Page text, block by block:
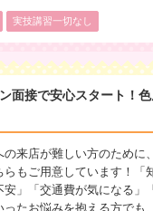
実技講習一切なし
面接で安心スタート！
来店が難しい方のために、
らもご用意しています！「
」「交通費が気になる」
ったお悩みを抱える方でも